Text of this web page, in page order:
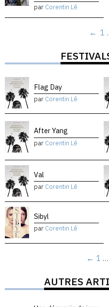
par Corentin Lê
← 1
Flag Day
par Corentin Lê
After Yang
par Corentin Lê
Val
par Corentin Lê
Sibyl
par Corentin Lê
← 1 …
AUTRES